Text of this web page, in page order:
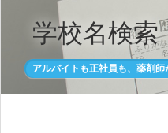
学校名検索
アルバイトも正社員も、薬剤